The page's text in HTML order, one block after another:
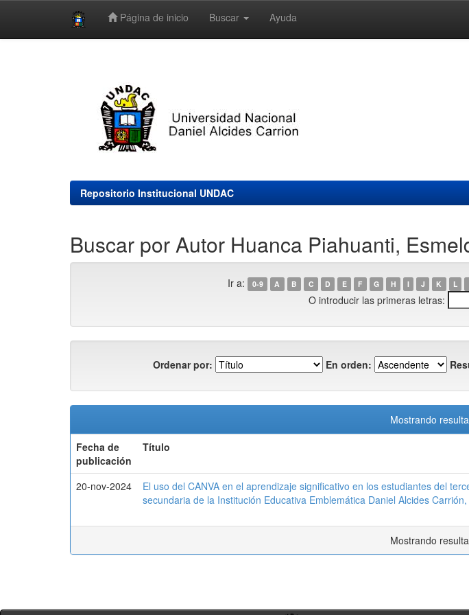
Página de inicio Buscar Ayuda
Repositorio Institucional UNDAC
Buscar por Autor Huanca Piahuanti,
Ir a: 0-9 A B C D E F G H I J K L
O introducir las primeras letras:
Ordenar por: En orden:
Mostrando
Fecha de
publicación
Título
20-nov-2024
El uso del CANVA en el aprendizaje significativo en los estudiantes del
secundaria de la Institución Educativa Emblemática Daniel Alcides
Mostrando